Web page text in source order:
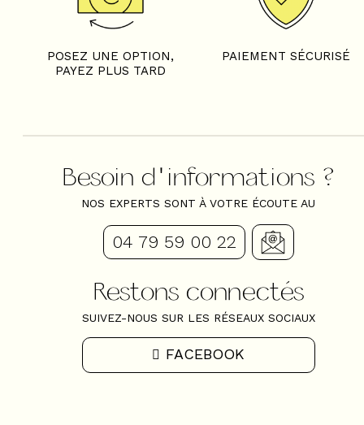
POSEZ UNE OPTION,
PAYEZ PLUS TARD
PAIEMENT SÉCURISÉ
Besoin d'informations ?
NOS EXPERTS SONT À VOTRE ÉCOUTE AU
04 79 59 00 22
Restons connectés
SUIVEZ-NOUS SUR LES RÉSEAUX SOCIAUX
FACEBOOK